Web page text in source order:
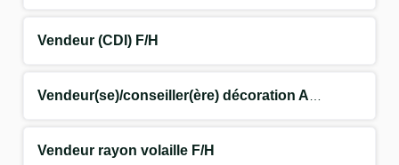
Vendeur (CDI) F/H
Vendeur rayon volaille F/H